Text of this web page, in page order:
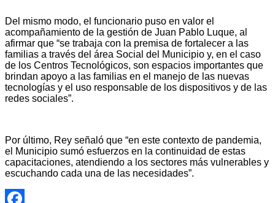
Del mismo modo, el funcionario puso en valor el
acompañamiento de la gestión de Juan Pablo Luque, al
afirmar que “se trabaja con la premisa de fortalecer a las
familias a través del área Social del Municipio y, en el caso
de los Centros Tecnológicos, son espacios importantes que
brindan apoyo a las familias en el manejo de las nuevas
tecnologías y el uso responsable de los dispositivos y de las
redes sociales”.
Por último, Rey señaló que “en este contexto de pandemia,
el Municipio sumó esfuerzos en la continuidad de estas
capacitaciones, atendiendo a los sectores más vulnerables y
escuchando cada una de las necesidades”.